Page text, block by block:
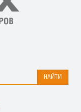
НАЙТИ